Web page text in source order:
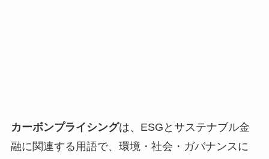
カーボンプライシングは、ESGとサステナブル金
融に関連する用語で、環境・社会・ガバナンスに